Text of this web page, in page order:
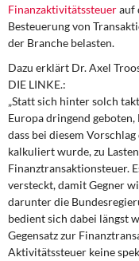
Steuer- und
Eurokrise und
DIE LINKE
Weitere Themen
Memo-Gruppe
Institut
Finanzaktivitätssteuerauf
Besteuerung von
der Branche belasten.
Dazu erklärt Dr. Axel
DIE LINKE.:
„Statt sich hinter solch
Europa dringend geboten,
dass bei diesem
kalkuliert wurde, zu
Finanztransaktionsteuer.
versteckt, damit Gegner
darunter die
bedient sich dabei längst
Gegensatz zur
Aktivitätssteuer keine